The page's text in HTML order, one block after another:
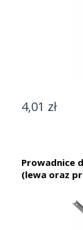
4,01 zł
Prowadnice
(lewa oraz